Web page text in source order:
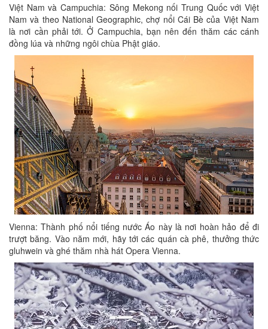
Việt Nam và Campuchia: Sông Mekong nối Trung Quốc với Việt
Nam và theo National Geographic, chợ nổi Cái Bè của Việt Nam
là nơi cần phải tới. Ở Campuchia, bạn nên đến thăm các cánh
đồng lúa và những ngôi chùa Phật giáo.
Vienna: Thành phố nổi tiếng nước Áo này là nơi hoàn hảo để đi
trượt băng. Vào năm mới, hãy tới các quán cà phê, thưởng thức
gluhwein và ghé thăm nhà hát Opera Vienna.